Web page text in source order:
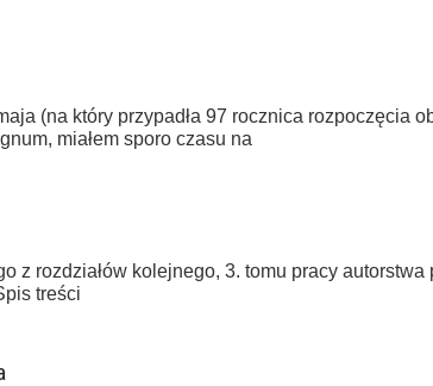
(na który przypadła 97 rocznica rozpoczęcia
miałem sporo czasu na
z rozdziałów kolejnego, 3. tomu pracy
treści